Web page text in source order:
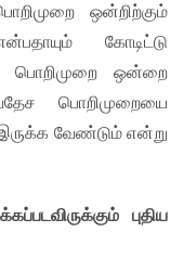
ஒன்றிற்கும்
கோடிட்டு
பொறிமுறை ஒன்றை
பொறிமுறையை
வேண்டும் என்று
புதிய